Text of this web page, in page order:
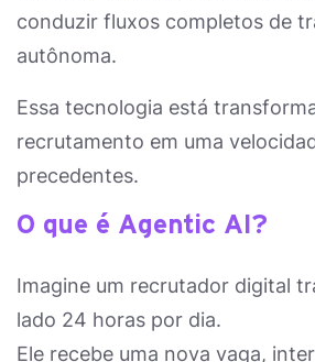
conduzir fluxos completos de
autônoma.
Essa tecnologia está
recrutamento em uma
precedentes.
O que é Agentic AI?
Imagine um recrutador digital
lado 24 horas por dia.
Ele recebe uma nova vaga,